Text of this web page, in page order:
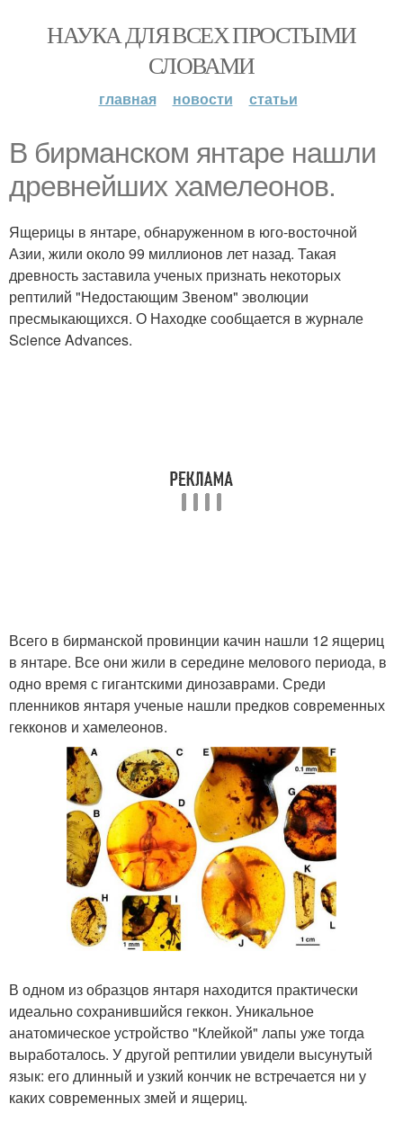
НАУКА ДЛЯ ВСЕХ ПРОСТЫМИ
СЛОВАМИ
главная новости статьи
В бирманском янтаре нашли
древнейших хамелеонов.
Ящерицы в янтаре, обнаруженном в юго-восточной
Азии, жили около 99 миллионов лет назад. Такая
древность заставила ученых признать некоторых
рептилий "Недостающим Звеном" эволюции
пресмыкающихся. О Находке сообщается в журнале
Science Advances.
Всего в бирманской провинции качин нашли 12 ящериц
в янтаре. Все они жили в середине мелового периода, в
одно время с гигантскими динозаврами. Среди
пленников янтаря ученые нашли предков современных
гекконов и хамелеонов.
В одном из образцов янтаря находится практически
идеально сохранившийся геккон. Уникальное
анатомическое устройство "Клейкой" лапы уже тогда
выработалось. У другой рептилии увидели высунутый
язык: его длинный и узкий кончик не встречается ни у
каких современных змей и ящериц.